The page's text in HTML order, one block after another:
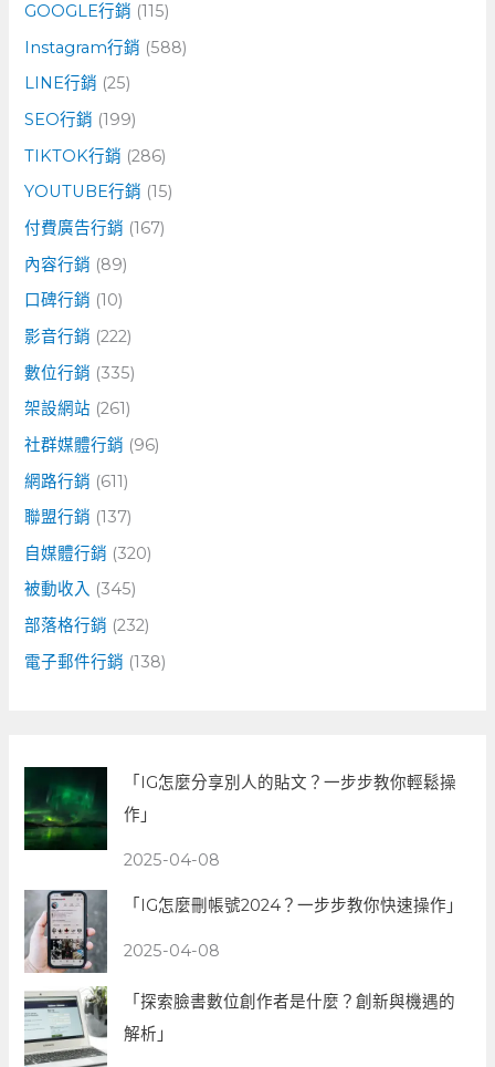
GOOGLE行銷 (115)
Instagram行銷 (588)
LINE行銷 (25)
SEO行銷 (199)
TIKTOK行銷 (286)
YOUTUBE行銷 (15)
付費廣告行銷 (167)
內容行銷 (89)
口碑行銷 (10)
影音行銷 (222)
數位行銷 (335)
架設網站 (261)
社群媒體行銷 (96)
網路行銷 (611)
聯盟行銷 (137)
自媒體行銷 (320)
被動收入 (345)
部落格行銷 (232)
電子郵件行銷 (138)
「IG怎麼分享別人的貼文？一步步教你輕鬆操
作」
2025-04-08
「IG怎麼刪帳號2024？一步步教你快速操作」
2025-04-08
「探索臉書數位創作者是什麼？創新與機遇的
解析」